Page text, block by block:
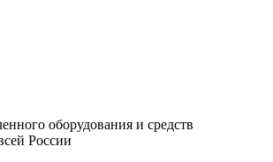
оборудования и средств
России